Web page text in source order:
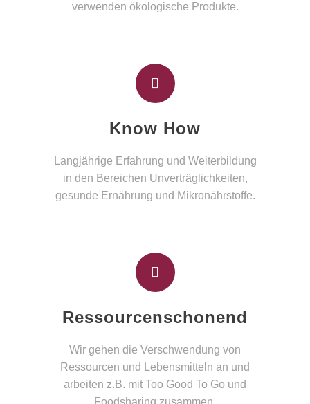
verwenden ökologische Produkte.
Know How
Langjährige Erfahrung und Weiterbildung
in den Bereichen Unverträglichkeiten,
gesunde Ernährung und Mikronährstoffe.
Ressourcenschonend
Wir gehen die Verschwendung von
Ressourcen und Lebensmitteln an und
arbeiten z.B. mit Too Good To Go und